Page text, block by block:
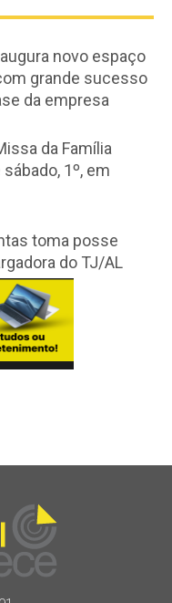
novo espaço
grande sucesso
da empresa
da Família
1º, em
toma posse
do TJ/AL